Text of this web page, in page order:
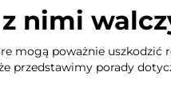
nimi
mogą poważnie uszkodzić
przedstawimy porady